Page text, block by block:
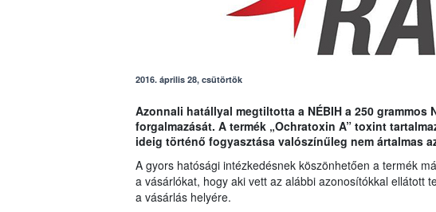
2016. április 28, csütörtök
Azonnali hatállyal megtiltotta a NÉBIH a 250 grammos
forgalmazását. A termék „Ochratoxin A” toxint
ideig történő fogyasztása valószínűleg nem ártalmas
A gyors hatósági intézkedésnek köszönhetően a termék
a vásárlókat, hogy aki vett az alábbi azonosítókkal ellátott
a vásárlás helyére.